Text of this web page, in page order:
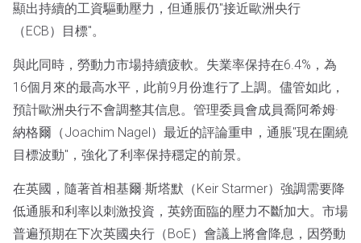
顯出持續的工資驅動壓力，但通脹仍"接近歐洲央行
（ECB）目標"。
與此同時，勞動力市場持續疲軟。失業率保持在6.4%，為
16個月來的最高水平，此前9月份進行了上調。儘管如此，
預計歐洲央行不會調整其信息。管理委員會成員喬阿希姆·
納格爾（Joachim Nagel）最近的評論重申，通脹"現在圍繞
目標波動"，強化了利率保持穩定的前景。
在英國，隨著首相基爾·斯塔默（Keir Starmer）強調需要降
低通脹和利率以刺激投資，英鎊面臨的壓力不斷加大。市場
普遍預期在下次英國央行（BoE）會議上將會降息，因勞動